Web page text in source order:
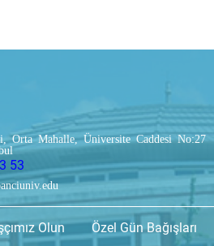
Orta Mahalle, Üniversite Caddesi No:27
53
Olun Özel Gün Bağışları